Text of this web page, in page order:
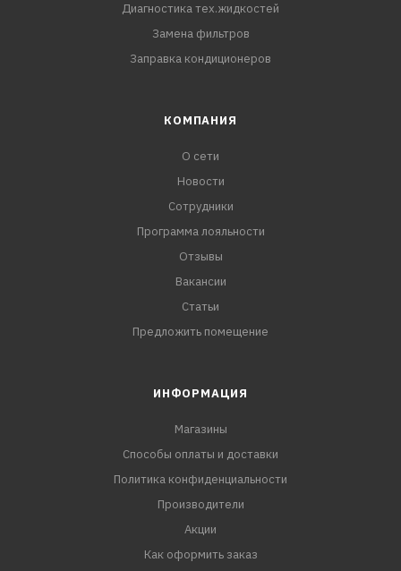
Диагностика тех.жидкостей
Замена фильтров
Заправка кондиционеров
КОМПАНИЯ
О сети
Новости
Сотрудники
Программа лояльности
Отзывы
Вакансии
Статьи
Предложить помещение
ИНФОРМАЦИЯ
Магазины
Способы оплаты и доставки
Политика конфиденциальности
Производители
Акции
Как оформить заказ